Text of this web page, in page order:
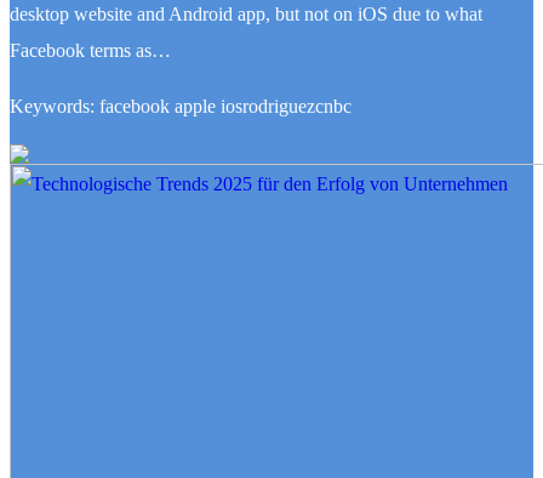
desktop website and Android app, but not on iOS due to what
Facebook terms as…
Keywords: facebook apple iosrodriguezcnbc